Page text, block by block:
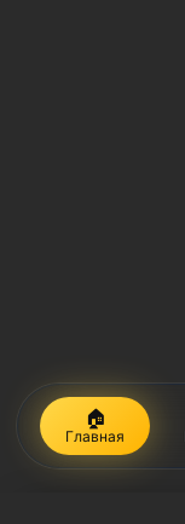
🏠
Главная